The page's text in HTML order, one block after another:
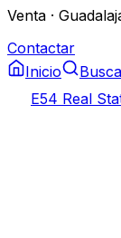
Venta ·
Contactar
Inicio
E54 Real